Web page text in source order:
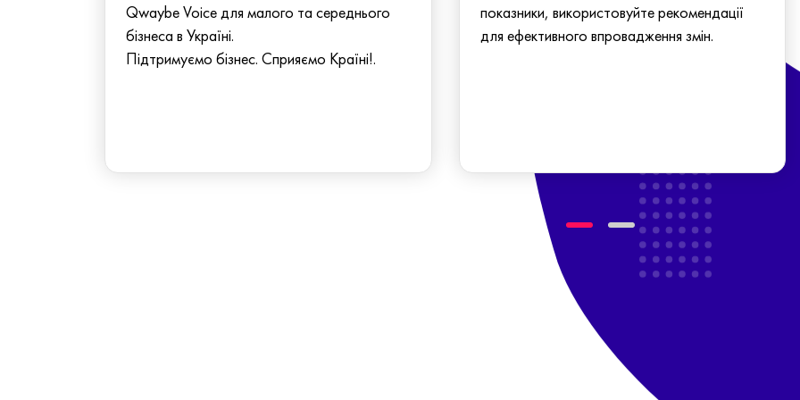
Qwaybe Voice для малого та середнього
бізнеса в Україні.
Підтримуємо бізнес. Сприяємо Країні!.
показники, використовуйте рекомендації
для ефективного впровадження змін.